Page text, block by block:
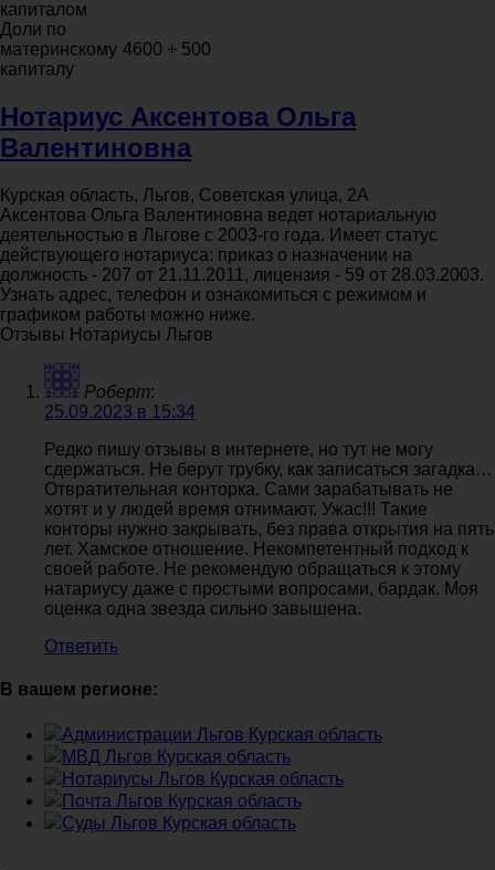
капиталом
Доли по
материнскому
капиталу
4600 + 500
Нотариус Аксентова Ольга
Валентиновна
Курская область, Льгов, Советская улица, 2А
Аксентова Ольга Валентиновна ведет нотариальную
деятельностью в Льгове с 2003-го года. Имеет статус
действующего нотариуса: приказ о назначении на
должность - 207 от 21.11.2011, лицензия - 59 от 28.03.2003.
Узнать адрес, телефон и ознакомиться с режимом и
графиком работы можно ниже.
Отзывы Нотариусы Льгов
Роберт:
25.09.2023 в 15:34
Редко пишу отзывы в интернете, но тут не могу
сдержаться. Не берут трубку, как записаться загадка…
Отвратительная конторка. Сами зарабатывать не
хотят и у людей время отнимают. Ужас!!! Такие
конторы нужно закрывать, без права открытия на пять
лет. Хамское отношение. Некомпетентный подход к
своей работе. Не рекомендую обращаться к этому
натариусу даже с простыми вопросами, бардак. Моя
оценка одна звезда сильно завышена.
Ответить
В вашем регионе:
Администрации Льгов Курская область
МВД Льгов Курская область
Нотариусы Льгов Курская область
Почта Льгов Курская область
Суды Льгов Курская область